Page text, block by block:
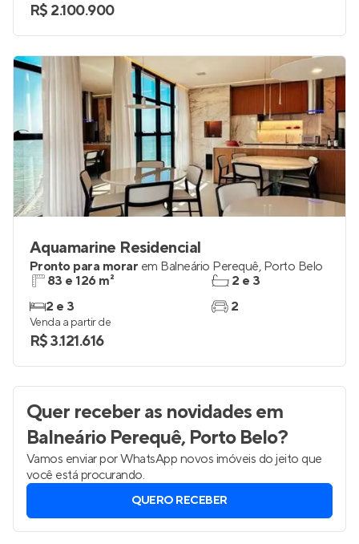
R$ 2.100.900
Aquamarine Residencial
Pronto para morar em Balneário Perequê, Porto Belo
83 e 126 m²
2 e 3
2 e 3
2
Venda a partir de
R$ 3.121.616
Quer receber as novidadesem
Balneário Perequê, Porto Belo?
Vamos enviar por WhatsApp novos imóveis do jeito que
você está procurando.
QUERO RECEBER